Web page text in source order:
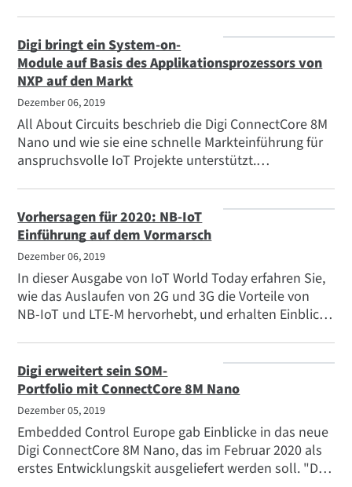
Palette industrieller und medizinischer Produkte und
Anwendungen eignet, einschließlich Internet of
Things (IoT), Mensch-Maschine-Schnittstelle (HMI),
Geräteüberwachung, Audio/Sprache, Edge
Computing und maschinelles Lernen (z. B.
Anomalieerkennung)."
Digi bringt ein System-on-
Module auf Basis des Applikationsprozessors von
NXP auf den Markt
Dezember 06, 2019
All About Circuits beschrieb die Digi ConnectCore 8M
Nano und wie sie eine schnelle Markteinführung für
anspruchsvolle IoT Projekte unterstützt.
die Tatsache, dass Digi als Early-Access-Partner für
den neuen Quad-Core-Prozessor i.MX 8M Nano von
NXP ausgewählt wurde. Das jüngste Ergebnis dieser
Partnerschaft ist die ConnectCore 8M Nano SOM-
Plattform von Digi."
Vorhersagen für 2020: NB-IoT
Einführung auf dem Vormarsch
Dezember 06, 2019
In dieser Ausgabe von IoT World Today erfahren Sie,
wie das Auslaufen von 2G und 3G die Vorteile von
NB-IoT und LTE-M hervorhebt, und erhalten Einblicke
Digi International.
Digi erweitert sein SOM-
Portfolio mit ConnectCore 8M Nano
Dezember 05, 2019
Embedded Control Europe gab Einblicke in das neue
Digi ConnectCore 8M Nano, das im Februar 2020 als
erstes Entwicklungskit ausgeliefert werden soll. "Digi